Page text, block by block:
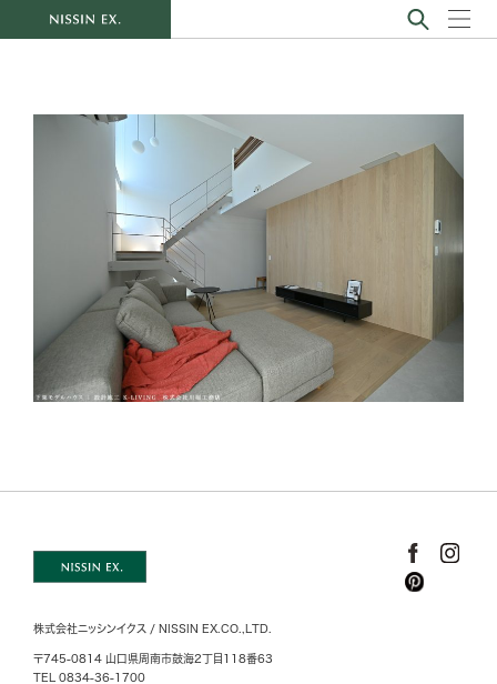
株式会社ニッシンイクス / NISSIN EX.CO.,LTD.
〒745-0814 山口県周南市鼓海2丁目118番63
TEL 0834-36-1700